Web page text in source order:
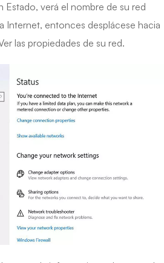
Estado, verá el nombre de su red
Internet, entonces desplácese hacia
las propiedades de su red.